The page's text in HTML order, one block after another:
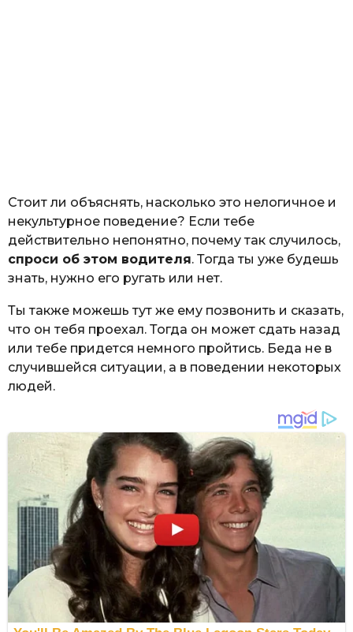
Стоит ли объяснять, насколько это нелогичное и
некультурное поведение? Если тебе
действительно непонятно, почему так случилось,
спроси об этом водителя. Тогда ты уже будешь
знать, нужно его ругать или нет.
Ты также можешь тут же ему позвонить и сказать,
что он тебя проехал. Тогда он может сдать назад
или тебе придется немного пройтись. Беда не в
случившейся ситуации, а в поведении некоторых
людей.